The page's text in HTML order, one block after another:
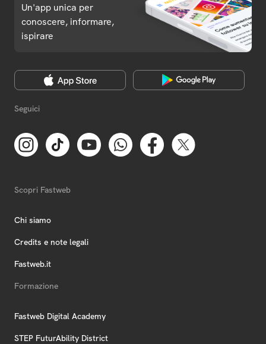
Un'app unica per
conoscere, informare,
ispirare
Seguici
Scopri Fastweb
Chi siamo
Credits e note legali
Fastweb.it
Formazione
Fastweb Digital Academy
STEP FuturAbility District